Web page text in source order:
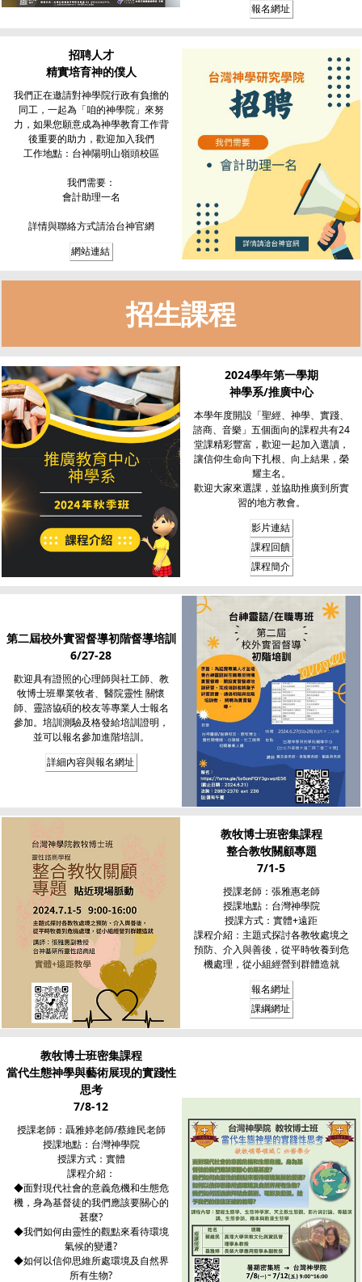
報名網址
招聘人才
精實培育神的僕人
我們正在邀請對神學院行政有負擔的
同工，一起為「咱的神學院」來努
力，如果您願意成為神學教育工作背
後重要的助力，歡迎加入我們
工作地點：台神陽明山嶺頭校區
我們需要：
會計助理一名
詳情與聯絡方式請洽台神官網
網站連結
招生課程
2024學年第一學期
神學系/推廣中心
本學年度開設「聖經、神學、實踐、
諮商、音樂」五個面向的課程共有24
堂課精彩豐富，歡迎一起加入選讀，
讓信仰生命向下扎根、向上結果，榮
耀主名。
歡迎大家來選課，並協助推廣到所實
習的地方教會。
影片連結
課程回饋
課程簡介
第二屆校外實習督導初階督導培訓
6/27-28
歡迎具有證照的心理師與社工師、教
牧博士班畢業牧者、醫院靈性 關懷
師、靈諮協碩的校友等專業人士報名
參加。培訓測驗及格發給培訓證明，
並可以報名參加進階培訓。
詳細內容與報名網址
教牧博士班密集課程
整合教牧關顧專題
7/1-5
授課老師：張雅惠老師
授課地點：台灣神學院
授課方式：實體+遠距
課程介紹：主題式探討各教牧處境之
預防、介入與善後，從平時牧養到危
機處理，從小組經營到群體造就
報名網址
課綱網址
教牧博士班密集課程
當代生態神學與藝術展現的實踐性
思考
7/8-12
授課老師：聶雅婷老師/蔡維民老師
授課地點：台灣神學院
授課方式：實體
課程介紹：
◆面對現代社會的意義危機和生態危
機，身為基督徒的我們應該要關心的
甚麼?
◆我們如何由靈性的觀點來看待環境
氣候的變遷?
◆如何以信仰思維所處環境及自然界
所有生物?